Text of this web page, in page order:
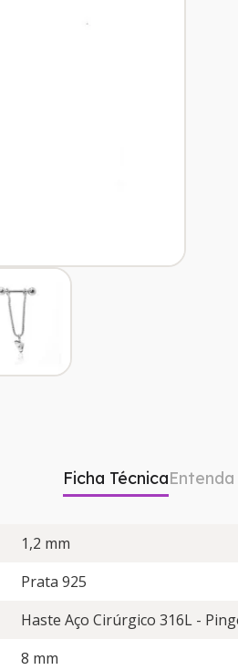
Ficha Técnica
1,2 mm
Prata 925
Haste Aço Cirúrgico 316L -
8 mm